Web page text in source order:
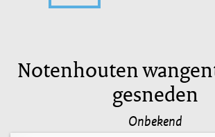
Notenhouten
gesneden
Onbekend